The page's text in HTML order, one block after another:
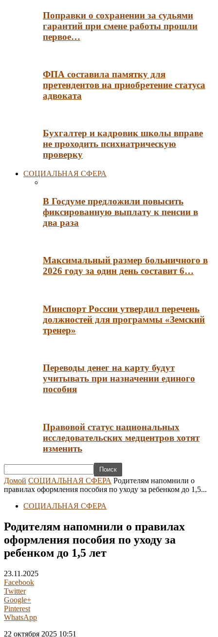
Поправки о сохранении за судьями
гарантий при смене работы прошли
первое…
ФПА составила памятку для
претендентов на приобретение статуса
адвоката
Бухгалтер и кадровик школы вправе
не проходить психиатрическую
проверку
СОЦИАЛЬНАЯ СФЕРА
В Госдуме предложили повысить
фиксированную выплату к пенсии в
два раза
Максимальный размер больничного в
2026 году за один день составит 6…
Минспорт России утвердил перечень
должностей для программы «Земский
тренер»
Переводы денег на карту будут
учитывать при назначении единого
пособия
Правовой статус национальных
исследовательских медцентров хотят
изменить
Домой СОЦИАЛЬНАЯ СФЕРА Родителям напомнили о
правилах оформления пособия по уходу за ребенком до 1,5...
СОЦИАЛЬНАЯ СФЕРА
Родителям напомнили о правилах
оформления пособия по уходу за
ребенком до 1,5 лет
23.11.2025
Facebook
Twitter
Google+
Pinterest
WhatsApp
22 октября 2025 10:51